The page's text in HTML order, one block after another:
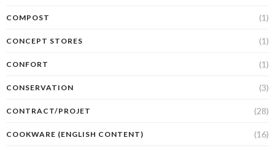
COMPOST (1)
CONCEPT STORES (1)
CONFORT (1)
CONSERVATION (3)
CONTRACT/PROJET (28)
COOKWARE (ENGLISH CONTENT) (16)